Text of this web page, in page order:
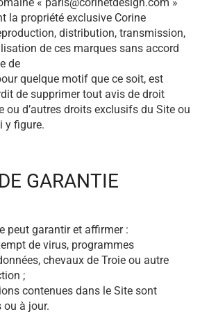
la propriété exclusive Corine
distribution, transmission,
de ces marques sans accord
de
quelque motif que ce soit, est
de supprimer tout avis de droit
ou d’autres droits exclusifs du Site ou
y figure.
GARANTIE
peut garantir et affirmer :
de virus, programmes
chevaux de Troie ou autre
;
contenues dans le Site sont
ou à jour.